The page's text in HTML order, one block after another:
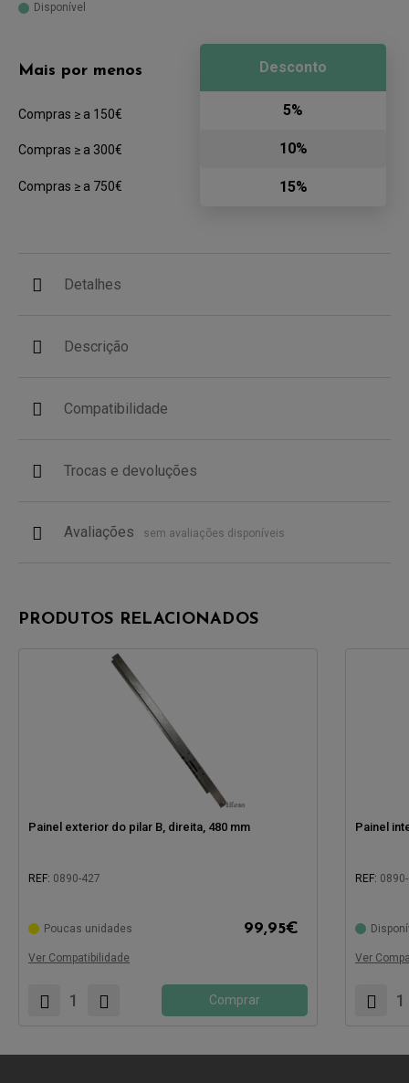
Disponível
Mais por menos
Compras ≥ a 150€
Compras ≥ a 300€
Compras ≥ a 750€
Desconto
5%
10%
15%
Detalhes
Descrição
Compatibilidade
Trocas e devoluções
Avaliações sem avaliações disponíveis
PRODUTOS RELACIONADOS
Painel exterior do pilar B, direita, 480 mm
REF: 0890-427
Poucas unidades 99,95€
Ver Compatibilidade
Comprar
Painel
REF:
Ver